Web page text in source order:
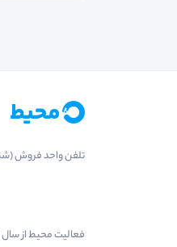
تلفن واحد فروش (شنبه تا